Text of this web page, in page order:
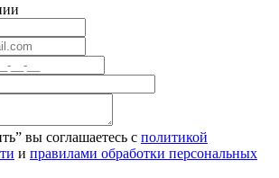
вы соглашаетесь с политикой
и правилами обработки персональных